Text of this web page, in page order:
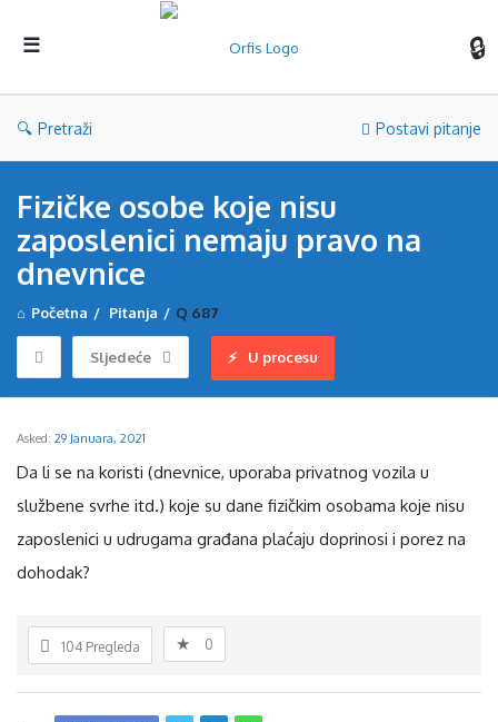
Pretraži Postavi pitanje
Fizičke osobe koje nisu
zaposlenici nemaju pravo na
dnevnice
Početna / Pitanja / Q 687
Sljedeće U procesu
Asked: 29 Januara, 2021
Da li se na koristi (dnevnice, uporaba privatnog vozila u
službene svrhe itd.) koje su dane fizičkim osobama koje nisu
zaposlenici u udrugama građana plaćaju doprinosi i porez na
dohodak?
104 Pregleda 0